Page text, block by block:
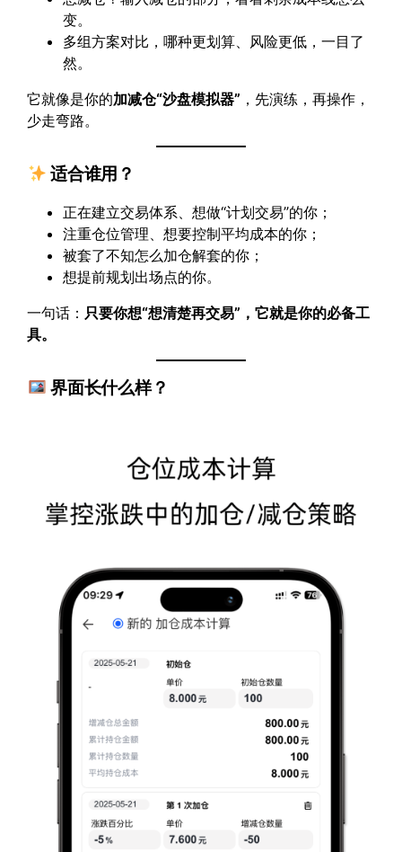
变。
多组方案对比，哪种更划算、风险更低，一目了
然。
它就像是你的加减仓“沙盘模拟器” ，先演练，再操作，
少走弯路。
适合谁用？
正在建立交易体系、想做“计划交易”的你；
注重仓位管理、想要控制平均成本的你；
被套了不知怎么加仓解套的你；
想提前规划出场点的你。
一句话： 只要你想“想清楚再交易”，它就是你的必备工
具。
界面长什么样？